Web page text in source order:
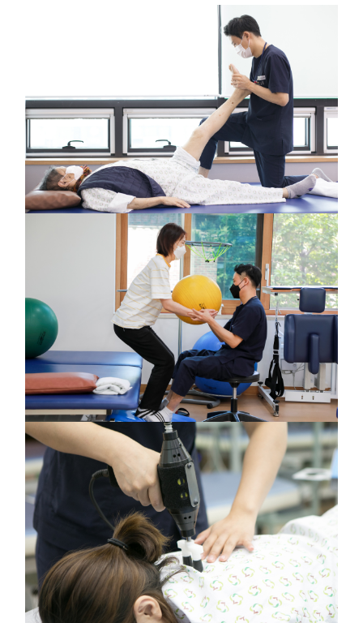
재활 클리닉
운동 / 작업 / 언어 치료실
외래재활 클리닉
운동 / 작업 치료실
전문 클리닉
근전도검사 / 통증 / 도수 / 스포츠 손상 등